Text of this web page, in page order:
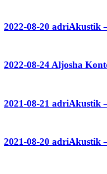
2022-08-20 adriAkustik
2022-08-24 Aljosha
2021-08-21 adriAkustik
2021-08-20 adriAkustik